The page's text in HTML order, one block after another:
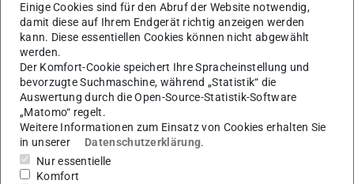
Einige Cookies sind für den Abruf der Website notwendig,
damit diese auf Ihrem Endgerät richtig anzeigen werden
kann. Diese essentiellen Cookies können nicht abgewählt
werden.
Der Komfort-Cookie speichert Ihre Spracheinstellung und
bevorzugte Suchmaschine, während „Statistik“ die
Auswertung durch die Open-Source-Statistik-Software
„Matomo“ regelt.
Weitere Informationen zum Einsatz von Cookies erhalten Sie
in unserer
Datenschutzerklärung.
Nur essentielle
Komfort